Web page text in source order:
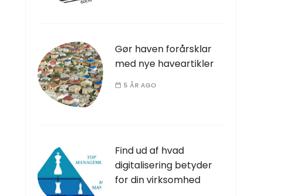
Gør haven forårsklar
med nye haveartikler
5 ÅR AGO
Find ud af hvad
digitalisering betyder
for din virksomhed